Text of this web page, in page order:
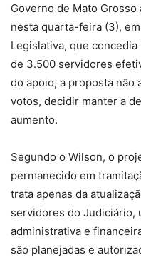
Governo de Mato Grosso
nesta quarta-feira (3),
Legislativa, que
de 3.500 servidores
do apoio, a proposta não
votos, decidir manter a
aumento.
Segundo o Wilson, o
permanecido em
trata apenas da
servidores do Judiciário,
administrativa e
são planejadas e